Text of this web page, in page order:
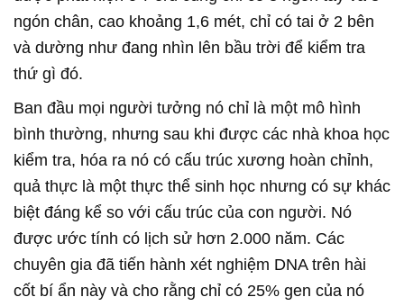
ngón chân, cao khoảng 1,6 mét, chỉ có tai ở 2 bên
và dường như đang nhìn lên bầu trời để kiểm tra
thứ gì đó.
Ban đầu mọi người tưởng nó chỉ là một mô hình
bình thường, nhưng sau khi được các nhà khoa học
kiểm tra, hóa ra nó có cấu trúc xương hoàn chỉnh,
quả thực là một thực thể sinh học nhưng có sự khác
biệt đáng kể so với cấu trúc của con người. Nó
được ước tính có lịch sử hơn 2.000 năm. Các
chuyên gia đã tiến hành xét nghiệm DNA trên hài
cốt bí ẩn này và cho rằng chỉ có 25% gen của nó